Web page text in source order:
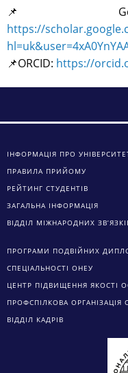
https://
📌ORCID: https://
ІНФОРМАЦІЯ ПРО
ПРАВИЛА ПРИЙОМУ
РЕЙТИНГ СТУДЕНТІВ
ЗАГАЛЬНА ІНФОРМАЦІЯ
ВІДДІЛ МІЖНАРОДНИХ
ПРОГРАМИ ПОДВІЙНИХ
СПЕЦІАЛЬНОСТІ ОНЕУ
ЦЕНТР ПІДВИЩЕННЯ ЯКОСТІ
ПРОФСПІЛКОВА ОРГАНІЗАЦІЯ
ВІДДІЛ КАДРІВ